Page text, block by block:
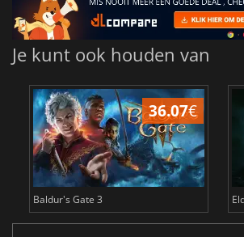
Je kunt ook houden van
36.07€
Baldur's Gate 3